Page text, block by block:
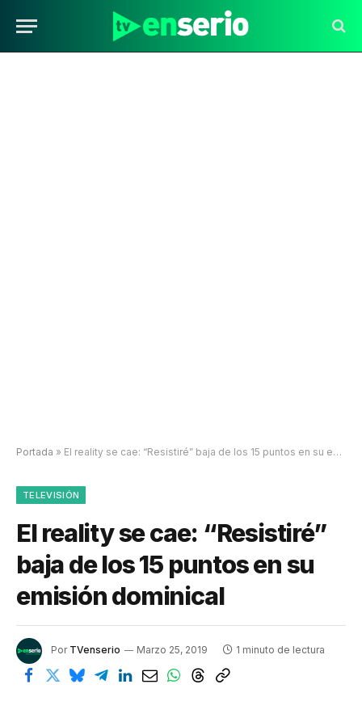
Portada » El reality se cae: “Resistiré” baja de los 15 puntos en su emisión dominical
TELEVISIÓN
El reality se cae: “Resistiré”
baja de los 15 puntos en su
emisión dominical
Por TVenserio Marzo 25, 2019 1 minuto de lectura